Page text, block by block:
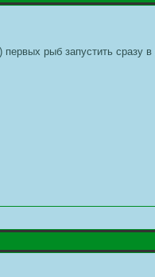
рыб запустить сразу